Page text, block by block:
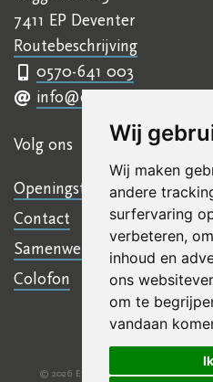
Wij
Wij maken
andere
surfervaring
verbeteren,
inhoud en
ons
om te
vandaan
7411 EP Deventer
Routebeschrijving
0570-641 003
Volg ons
Openingstijden
Contact
Samenwerkingen
Colofon
© 2026 Etty Hillesum Centrum |